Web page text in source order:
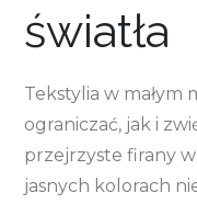
światła
Tekstylia w małym
ograniczać, jak i
przejrzyste firany
jasnych kolorach